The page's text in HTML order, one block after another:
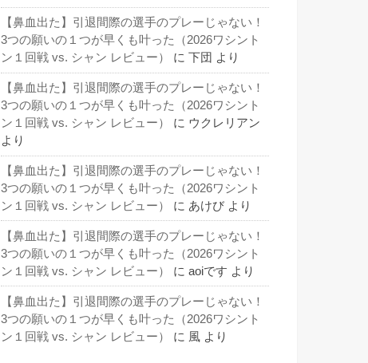
【鼻血出た】引退間際の選手のプレーじゃない！
3つの願いの１つが早くも叶った（2026ワシント
ン１回戦 vs. シャン レビュー）
に 下団 より
【鼻血出た】引退間際の選手のプレーじゃない！
3つの願いの１つが早くも叶った（2026ワシント
ン１回戦 vs. シャン レビュー）
に ウクレリアン
より
【鼻血出た】引退間際の選手のプレーじゃない！
3つの願いの１つが早くも叶った（2026ワシント
ン１回戦 vs. シャン レビュー）
に あけび より
【鼻血出た】引退間際の選手のプレーじゃない！
3つの願いの１つが早くも叶った（2026ワシント
ン１回戦 vs. シャン レビュー）
に aoiです より
【鼻血出た】引退間際の選手のプレーじゃない！
3つの願いの１つが早くも叶った（2026ワシント
ン１回戦 vs. シャン レビュー）
に 風 より